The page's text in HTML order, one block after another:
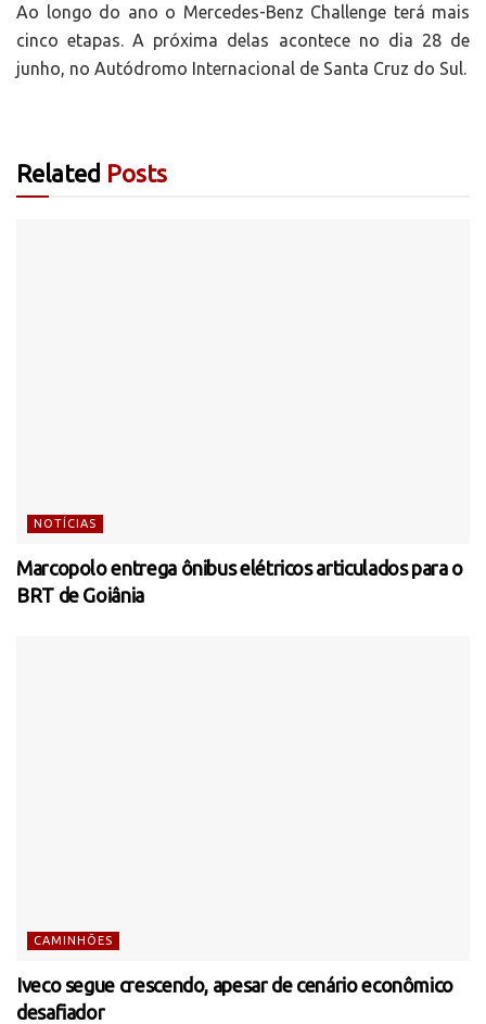
Ao longo do ano o Mercedes-Benz Challenge terá mais
cinco etapas. A próxima delas acontece no dia 28 de
junho, no Autódromo Internacional de Santa Cruz do Sul.
Related Posts
NOTÍCIAS
Marcopolo entrega ônibus elétricos articulados para o
BRT de Goiânia
CAMINHÕES
Iveco segue crescendo, apesar de cenário econômico
desafiador